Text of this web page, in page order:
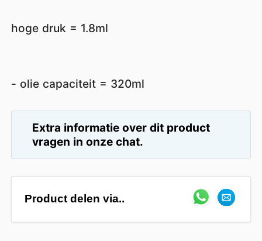
hoge druk = 1.8ml
- olie capaciteit = 320ml
Extra informatie over dit product
vragen in onze chat.
Product delen via..